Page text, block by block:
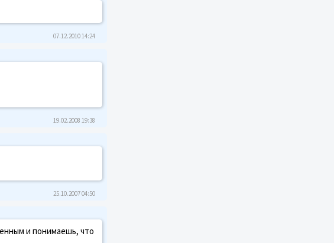
07.12.2010 14:24
19.02.2008 19:38
25.10.2007 04:50
и понимаешь, что